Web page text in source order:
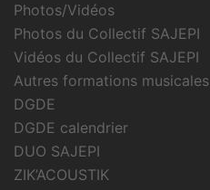
Photos/Vidéos
Photos du Collectif SAJEPI
Vidéos du Collectif SAJEPI
Autres formations musicales
DGDE
DGDE calendrier
DUO SAJEPI
ZIK’ACOUSTIK